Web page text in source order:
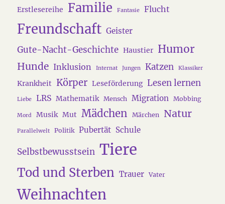
Erstlesereihe Familie Fantasie Flucht
Freundschaft Geister
Gute-Nacht-Geschichte Haustier Humor
Hunde Inklusion Internat Jungen Katzen Klassiker
Krankheit Körper Leseförderung Lesen lernen
Liebe LRS Mathematik Mensch Migration Mobbing
Mord Musik Mut Mädchen Märchen Natur
Parallelwelt Politik Pubertät Schule
Selbstbewusstsein Tiere
Tod und Sterben Trauer Vater
Weihnachten